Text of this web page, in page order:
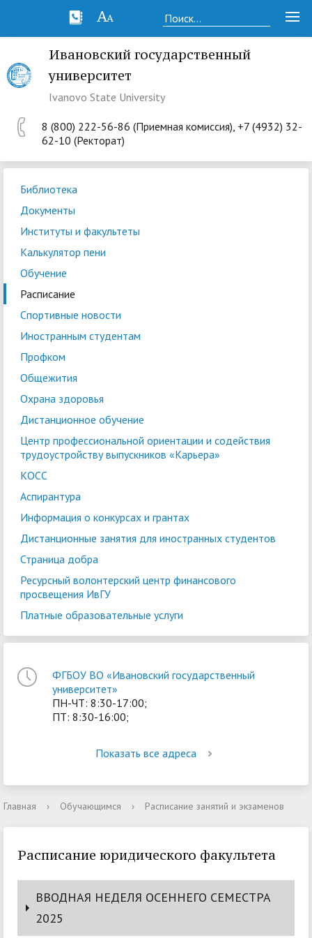
Ивановский государственный
университет
Ivanovo State University
8 (800) 222-56-86 (Приемная комиссия), +7 (4932) 32-
62-10 (Ректорат)
Библиотека
Документы
Институты и факультеты
Калькулятор пени
Обучение
Расписание
Спортивные новости
Иностранным студентам
Профком
Общежития
Охрана здоровья
Дистанционное обучение
Центр профессиональной ориентации и содействия
трудоустройству выпускников «Карьера»
КОСС
Аспирантура
Информация о конкурсах и грантах
Дистанционные занятия для иностранных студентов
Страница добра
Ресурсный волонтерский центр финансового
просвещения ИвГУ
Платные образовательные услуги
ФГБОУ ВО «Ивановский государственный
университет»
ПН-ЧТ: 8:30-17:00;
ПТ: 8:30-16:00;
Показать все адреса
Главная › Обучающимся › Расписание занятий и экзаменов
Расписание юридического факультета
ВВОДНАЯ НЕДЕЛЯ ОСЕННЕГО СЕМЕСТРА
2025